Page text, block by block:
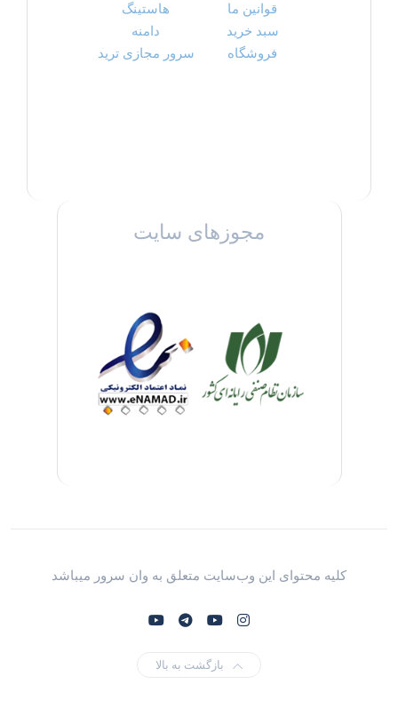
قوانین ما
سبد خرید
فروشگاه
هاستینگ
دامنه
سرور مجازی ترید
مجوزهای سایت
کلیه محتوای این وب‌سایت متعلق به وان سرور میباشد
بازگشت به بالا